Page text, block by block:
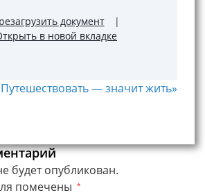
документ
|
в новой вкладке
— значит жить»
будет опубликован.
помечены *